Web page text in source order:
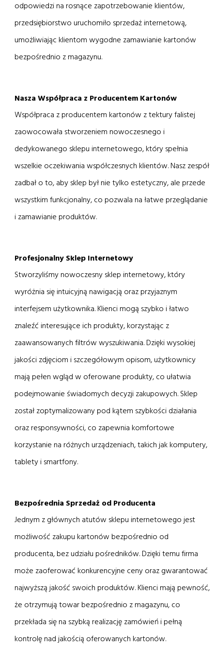
odpowiedzi na rosnące zapotrzebowanie klientów,
przedsiębiorstwo uruchomiło sprzedaż internetową,
umożliwiając klientom wygodne zamawianie kartonów
bezpośrednio z magazynu.
Nasza Współpraca z Producentem Kartonów
Współpraca z producentem kartonów z tektury falistej
zaowocowała stworzeniem nowoczesnego i
dedykowanego sklepu internetowego, który spełnia
wszelkie oczekiwania współczesnych klientów. Nasz zespół
zadbał o to, aby sklep był nie tylko estetyczny, ale przede
wszystkim funkcjonalny, co pozwala na łatwe przeglądanie
i zamawianie produktów.
Profesjonalny Sklep Internetowy
Stworzyliśmy nowoczesny sklep internetowy, który
wyróżnia się intuicyjną nawigacją oraz przyjaznym
interfejsem użytkownika. Klienci mogą szybko i łatwo
znaleźć interesujące ich produkty, korzystając z
zaawansowanych filtrów wyszukiwania. Dzięki wysokiej
jakości zdjęciom i szczegółowym opisom, użytkownicy
mają pełen wgląd w oferowane produkty, co ułatwia
podejmowanie świadomych decyzji zakupowych. Sklep
został zoptymalizowany pod kątem szybkości działania
oraz responsywności, co zapewnia komfortowe
korzystanie na różnych urządzeniach, takich jak komputery,
tablety i smartfony.
Bezpośrednia Sprzedaż od Producenta
Jednym z głównych atutów sklepu internetowego jest
możliwość zakupu kartonów bezpośrednio od
producenta, bez udziału pośredników. Dzięki temu firma
może zaoferować konkurencyjne ceny oraz gwarantować
najwyższą jakość swoich produktów. Klienci mają pewność,
że otrzymują towar bezpośrednio z magazynu, co
przekłada się na szybką realizację zamówień i pełną
kontrolę nad jakością oferowanych kartonów.